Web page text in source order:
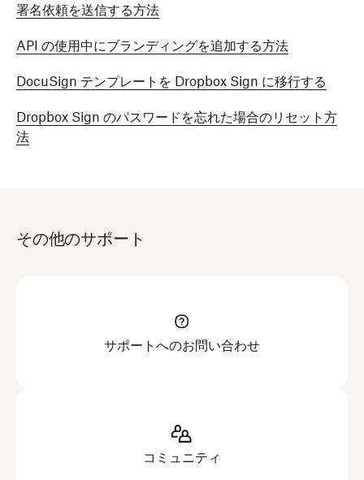
署名依頼を送信する方法
API の使用中にブランディングを追加する方法
DocuSign テンプレートを Dropbox Sign に移行する
Dropbox Sign のパスワードを忘れた場合のリセット方
法
その他のサポート
サポートへのお問い合わせ
コミュニティ